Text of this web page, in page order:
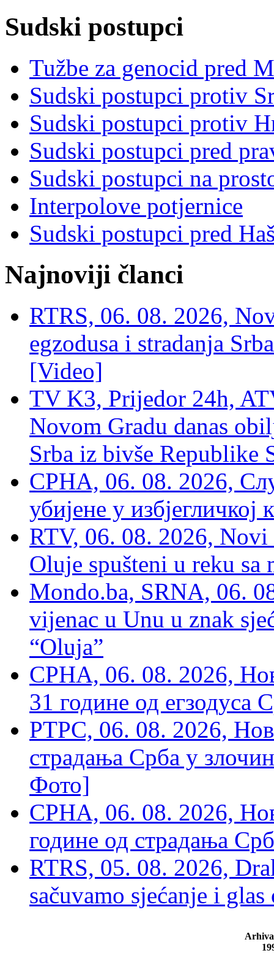
Sudski postupci
Tužbe za genocid pred
Sudski postupci protiv
Sudski postupci protiv
Sudski postupci pred
Sudski postupci na
Interpolove potjernice
Sudski postupci pred
Najnoviji članci
RTRS, 06. 08. 2026,
egzodusa i stradanja
[Video]
TV K3, Prijedor 24h,
Novom Gradu danas
Srba iz bivše Republike
СРНА, 06. 08. 2026,
убијене у избјегличкој
RTV, 06. 08. 2026, Novi
Oluje spušteni u reku sa
Mondo.ba, SRNA, 06.
vijenac u Unu u znak
“Oluja”
СРНА, 06. 08. 2026,
31 године од егзодуса
РТРС, 06. 08. 2026,
страдања Срба у
Фото]
СРНА, 06. 08. 2026,
године од страдања
RTRS, 05. 08. 2026,
sačuvamo sjećanje i